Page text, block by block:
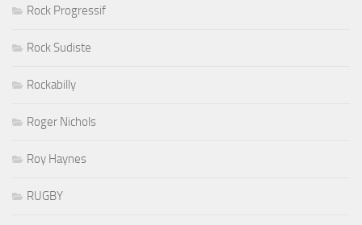
Rock Progressif
Rock Sudiste
Rockabilly
Roger Nichols
Roy Haynes
RUGBY